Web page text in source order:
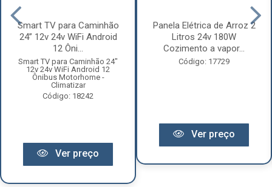
Smart TV para Caminhão
24” 12v 24v WiFi Android
12 Ôni...
Smart TV para Caminhão 24"
12v 24v WiFi Android 12
Ônibus Motorhome -
Climatizar
Código: 18242
Ver preço
Panela Elétrica de Arroz 2
Litros 24v 180W
Cozimento a vapor...
Código: 17729
Ver preço